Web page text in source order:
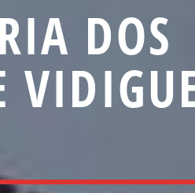
DOS